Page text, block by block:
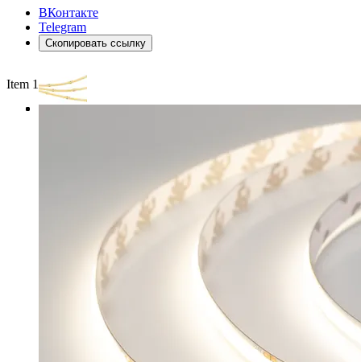
ВКонтакте
Telegram
Скопировать ссылку
Item 1 of 3